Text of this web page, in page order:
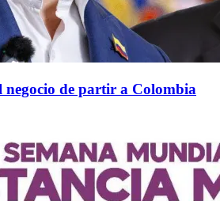
negocio de partir a Colombia